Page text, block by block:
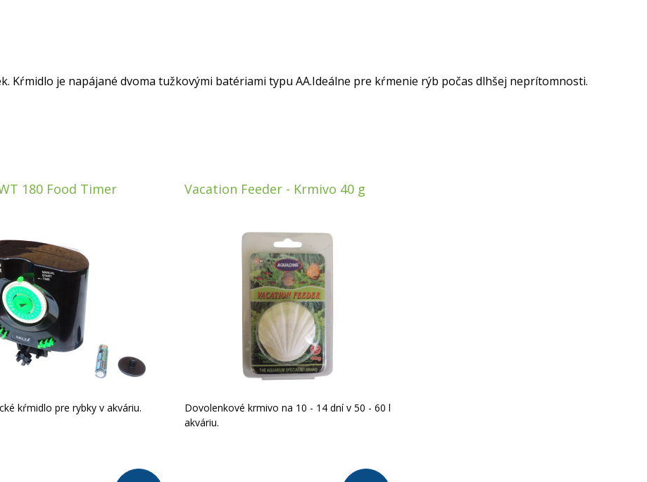
Kŕmidlo je napájané dvoma tužkovými batériami typu AA.Ideálne pre kŕmenie rýb počas dlhšej neprítomnosti.
180 Food Timer
kŕmidlo pre rybky v akváriu.
Vacation Feeder - Krmivo 40 g
Dovolenkové krmivo na 10 - 14 dní v 50 - 60 l
akváriu.